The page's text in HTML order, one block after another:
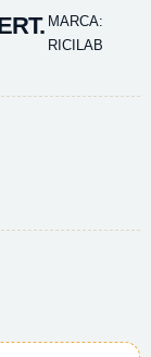
MARCA:
RICILAB